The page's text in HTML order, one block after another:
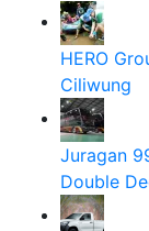
HERO
Ciliwung
Juragan
Double